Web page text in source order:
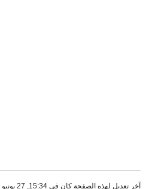
آخر تعديل لهذه الصفحة كان في 15:34, 27 يونيو 2021.